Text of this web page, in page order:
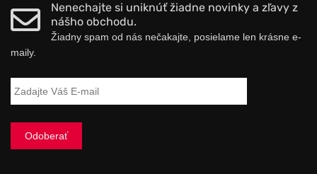
Nenechajte si uniknúť žiadne novinky a zľavy z
nášho obchodu.
Žiadny spam od nás nečakajte, posielame len krásne e-
maily.